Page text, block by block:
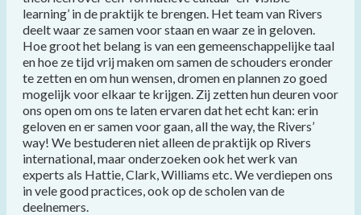
learning’ in de praktijk te brengen. Het team van Rivers
deelt waar ze samen voor staan en waar ze in geloven.
Hoe groot het belang is van een gemeenschappelijke taal
en hoe ze tijd vrij maken om samen de schouders eronder
te zetten en om hun wensen, dromen en plannen zo goed
mogelijk voor elkaar te krijgen. Zij zetten hun deuren voor
ons open om ons te laten ervaren dat het echt kan: erin
geloven en er samen voor gaan, all the way, the Rivers’
way! We bestuderen niet alleen de praktijk op Rivers
international, maar onderzoeken ook het werk van
experts als Hattie, Clark, Williams etc. We verdiepen ons
in vele good practices, ook op de scholen van de
deelnemers.